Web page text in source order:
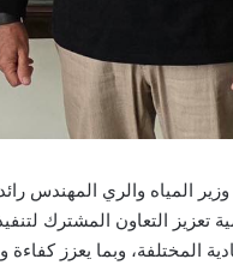
المياه والري المهندس
تعزيز التعاون المشترك
المختلفة، وبما يعزز